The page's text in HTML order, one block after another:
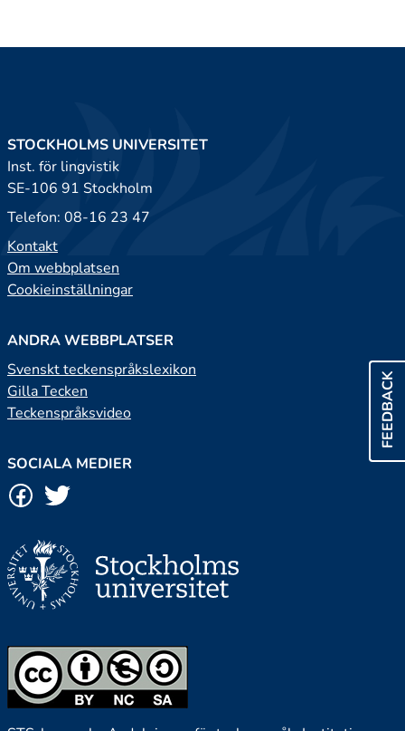
FEEDBACK
STOCKHOLMS UNIVERSITET
Inst. för lingvistik
SE-106 91 Stockholm
Telefon: 08-16 23 47
Kontakt
Om webbplatsen
Cookieinställningar
ANDRA WEBBPLATSER
Svenskt teckenspråkslexikon
Gilla Tecken
Teckenspråksvideo
SOCIALA MEDIER